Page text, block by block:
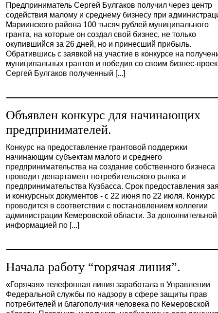
Предприниматель Сергей Булгаков получил через центр
содействия малому и среднему бизнесу при
Мариинского района 100 тысяч рублей муниципального
гранта, на которые он создал свой бизнес, не только
окупившийся за 26 дней, но и принесший прибыль.
Обратившись с заявкой на участие в конкурсе на
муниципальных грантов и победив со своим бизнес-
Сергей Булгаков полученный [...]
Объявлен конкурс для начинающих
предпринимателей.
Конкурс на предоставление грантовой поддержки
начинающим субъектам малого и среднего
предпринимательства на создание собственного бизнеса
проводит департамент потребительского рынка и
предпринимательства Кузбасса. Срок предоставления
и конкурсных документов - с 22 июня по 22 июля. Конкурс
проводится в соответствии с постановлением коллегии
администрации Кемеровской области. За дополнительной
информацией по [...]
Начала работу “горячая линия”.
«Горячая» телефонная линия заработала в Управлении
Федеральной службы по надзору в сфере защиты прав
потребителей и благополучия человека по Кемеровской